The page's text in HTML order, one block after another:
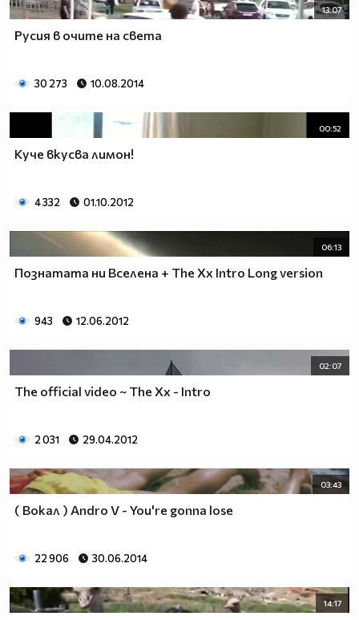
13:07
Русия в очите на света
30 273 10.08.2014
00:52
Куче вкусва лимон!
4 332 01.10.2012
06:13
Познатата ни Вселена + The Xx Intro Long version
943 12.06.2012
02:07
The official video ~ The Xx - Intro
2 031 29.04.2012
03:43
( Вокал ) Andro V - You're gonna lose
22 906 30.06.2014
14:17